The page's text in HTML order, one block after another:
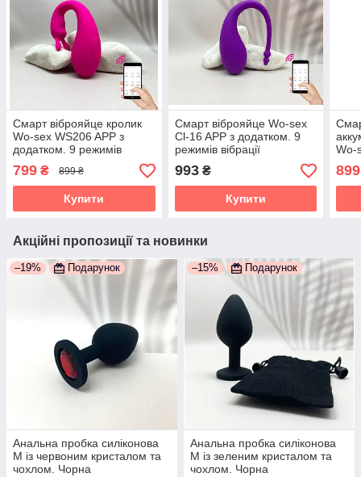
Смарт віброяйце кролик
Wo-sex WS206 APP з
додатком. 9 режимів
вібрації
799 ₴ 899 ₴
Купити
Смарт віброяйце Wo-sex
Cl-16 APP з додатком. 9
режимів вібрації
993₴
Купити
Wo-
899
Акційні пропозиції та новинки
–19% Подарунок
Анальна пробка силіконова
М із червоним кристалом та
чохлом. Чорна
–15% Подарунок
Анальна пробка силіконова
М із зеленим кристалом та
чохлом. Чорна